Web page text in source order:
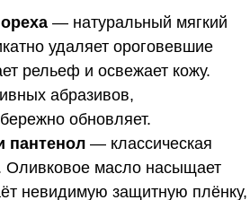
— натуральный мягкий
удаляет ороговевшие
рельеф и освежает кожу.
абразивов,
обновляет.
пантенол — классическая
масло насыщает
невидимую защитную плёнку,